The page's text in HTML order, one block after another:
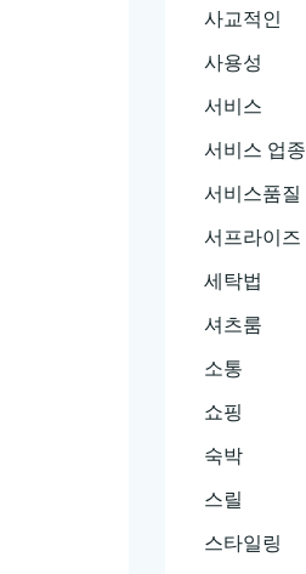
사교적인
사용성
서비스
서비스 업종
서비스품질
서프라이즈
세탁법
셔츠룸
소통
쇼핑
숙박
스릴
스타일링